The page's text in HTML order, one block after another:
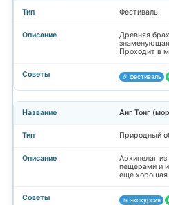
Фестиваль
Древняя
знаменующая
Проходит в
🎉 фестиваль
Анг Тонг
Природный
Архипелаг
пещерами и
ещё хорошая
🚤 экскурсия